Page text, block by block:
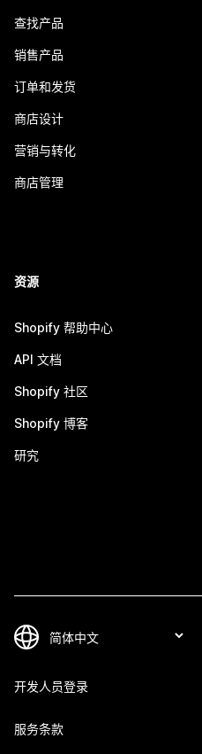
查找产品
销售产品
订单和发货
商店设计
营销与转化
商店管理
资源
Shopify 帮助中心
API 文档
Shopify 社区
Shopify 博客
研究
开发人员登录
服务条款